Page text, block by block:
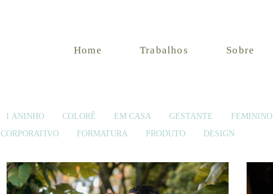
Home Trabalhos Sobre
1 ANINHO COLORÊ EM CASA GESTANTE FEMININO
CORPORATIVO
FORMATURA PRODUTO DESIGN